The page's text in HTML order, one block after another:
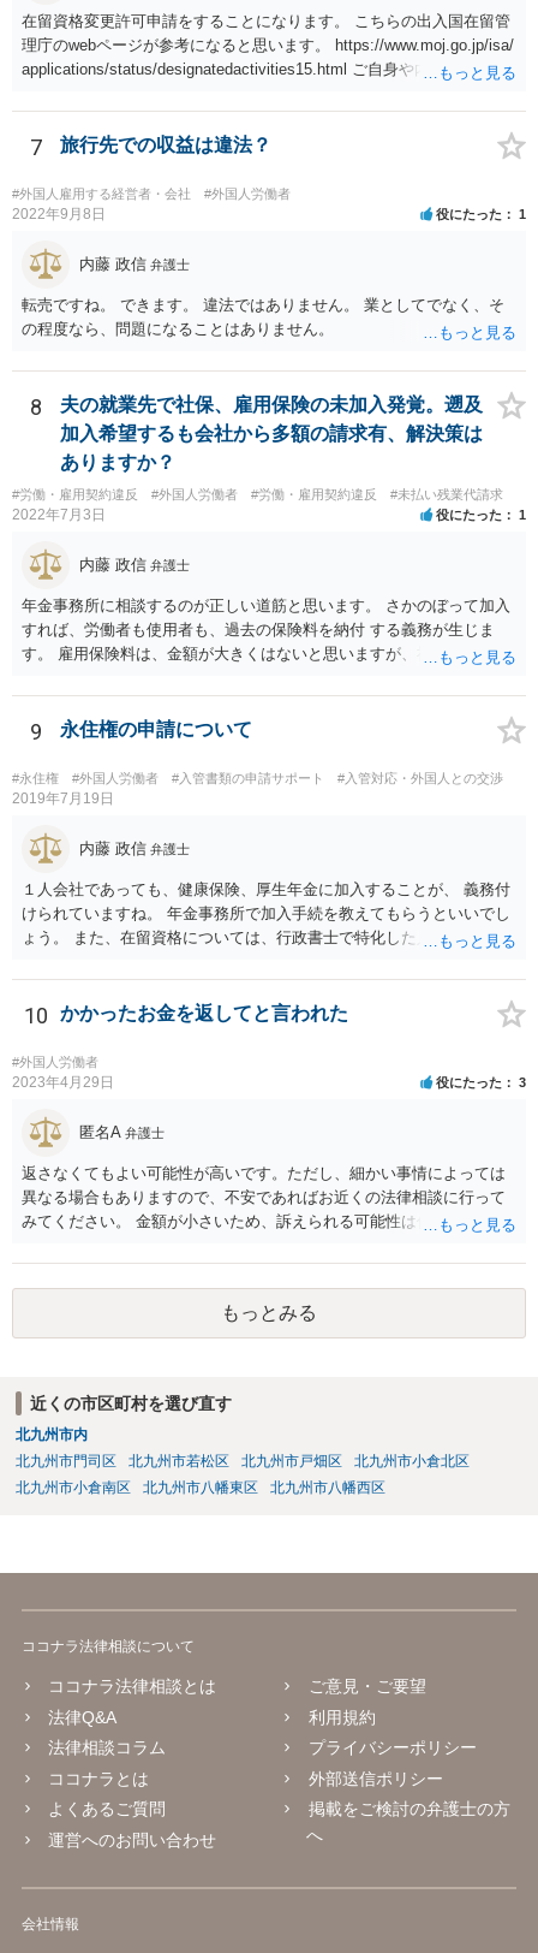
在留資格変更許可申請をすることになります。 こちらの出入国在留管
理庁のwebページが参考になると思います。 https://www.moj.go.jp/isa/
applications/status/designatedactivities15.html ご自身や内定先企業で
いる弁護士や行政書士に相談されるのが良いです。
7 旅行先での収益は違法？
#外国人雇用する経営者・会社 #外国人労働者
2022年9月8日 役にたった 1
内藤 政信 弁護士
転売ですね。 できます。 違法ではありません。 業としてでなく、そ
の程度なら、問題になることはありません。
8
夫の就業先で社保、雇用保険の未加入発覚。遡及
加入希望するも会社から多額の請求有、解決策は
ありますか？
#労働・雇用契約違反 #外国人労働者 #労働・雇用契約違反 #未払い残業代請求
2022年7月3日 役にたった 1
内藤 政信 弁護士
年金事務所に相談するのが正しい道筋と思います。 さかのぼって加入
すれば、労働者も使用者も、過去の保険料を納付 する義務が生じま
す。 雇用保険料は、金額が大きくはないと思いますが、社会保険はか
難しい問題の一つなので、年金事務所および必要に応じて社労士にも
相談されるといいでしょう。
9 永住権の申請について
#永住権 #外国人労働者 #入管書類の申請サポート #入管対応・外国人との交渉
2019年7月19日
内藤 政信 弁護士
１人会社であっても、健康保険、厚生年金に加入することが、 義務付
けられていますね。 年金事務所で加入手続を教えてもらうといいでし
ょう。 また、在留資格については、行政書士で特化した人が何人も い
人は少ないですね。
10 かかったお金を返してと言われた
#外国人労働者
2023年4月29日 役にたった 3
匿名A 弁護士
返さなくてもよい可能性が高いです。ただし、細かい事情によっては
異なる場合もありますので、不安であればお近くの法律相談に行って
みてください。 金額が小さいため、訴えられる可能性は低いと思われ
もっとみる
近くの市区町村を選び直す
北九州市内
北九州市門司区
北九州市若松区 北九州市戸畑区
北九州市小倉北区
北九州市小倉南区
北九州市八幡東区 北九州市八幡西区
ココナラ法律相談について
ココナラ法律相談とは
法律Q&A
法律相談コラム
ココナラとは
よくあるご質問
運営へのお問い合わせ
ご意見・ご要望
利用規約
プライバシーポリシー
外部送信ポリシー
掲載をご検討の弁護士の方
へ
会社情報